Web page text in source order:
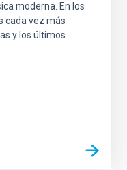
moderna. En los
cada vez más
y los últimos